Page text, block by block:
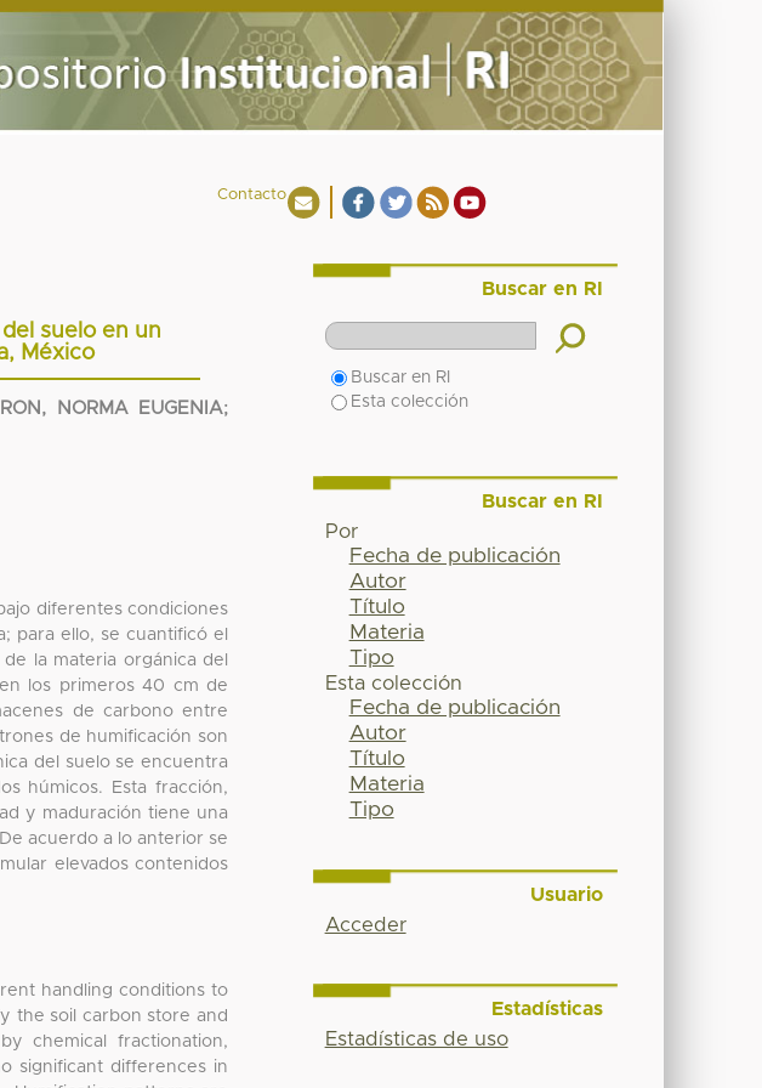
Contacto
suelo en un
México
NORMA EUGENIA;
diferentes condiciones
para ello, se cuantificó el
la materia orgánica del
los primeros 40 cm de
de carbono entre
de humificación son
del suelo se encuentra
húmicos. Esta fracción,
y maduración tiene una
acuerdo a lo anterior se
elevados contenidos
handling conditions to
the soil carbon store and
chemical fractionation,
significant differences in
Buscar en RI
Buscar en RI
Esta colección
Buscar en RI
Por
Fecha de publicación
Autor
Título
Materia
Tipo
Esta colección
Fecha de publicación
Autor
Título
Materia
Tipo
Usuario
Acceder
Estadísticas
Estadísticas de uso